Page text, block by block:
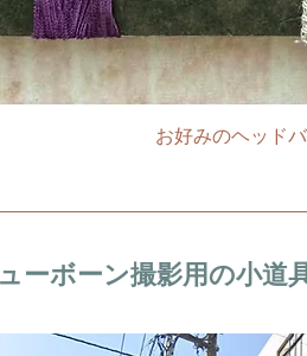
お好みのヘッド
ーボーン撮影用の小道